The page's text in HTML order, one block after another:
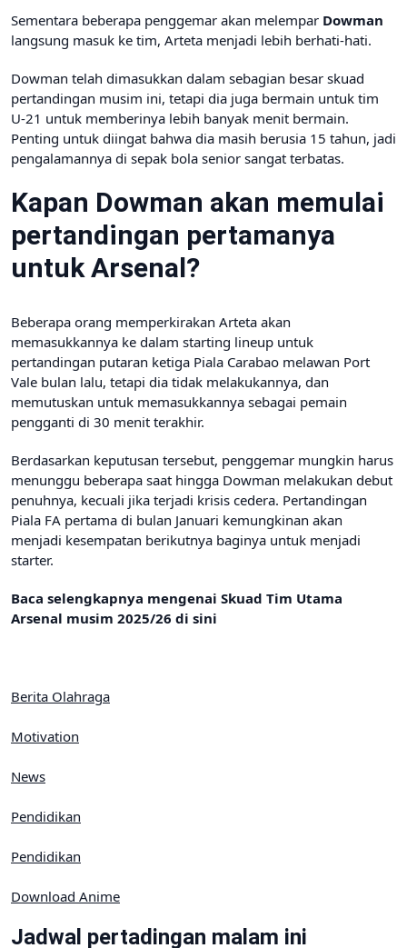
Sementara beberapa penggemar akan melempar Dowman
langsung masuk ke tim, Arteta menjadi lebih berhati-hati.
Dowman telah dimasukkan dalam sebagian besar skuad
pertandingan musim ini, tetapi dia juga bermain untuk tim
U-21 untuk memberinya lebih banyak menit bermain.
Penting untuk diingat bahwa dia masih berusia 15 tahun, jadi
pengalamannya di sepak bola senior sangat terbatas.
Kapan Dowman akan memulai
pertandingan pertamanya
untuk Arsenal?
Beberapa orang memperkirakan Arteta akan
memasukkannya ke dalam starting lineup untuk
pertandingan putaran ketiga Piala Carabao melawan Port
Vale bulan lalu, tetapi dia tidak melakukannya, dan
memutuskan untuk memasukkannya sebagai pemain
pengganti di 30 menit terakhir.
Berdasarkan keputusan tersebut, penggemar mungkin harus
menunggu beberapa saat hingga Dowman melakukan debut
penuhnya, kecuali jika terjadi krisis cedera. Pertandingan
Piala FA pertama di bulan Januari kemungkinan akan
menjadi kesempatan berikutnya baginya untuk menjadi
starter.
Baca selengkapnya mengenai Skuad Tim Utama
Arsenal musim 2025/26 di sini
Berita Olahraga
Motivation
News
Pendidikan
Pendidikan
Download Anime
Jadwal pertadingan malam ini